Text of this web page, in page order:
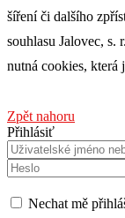
šíření či dalšího
souhlasu Jalovec, s.
nutná cookies, která
Zpět nahoru
Přihlásiť
Nechat mě